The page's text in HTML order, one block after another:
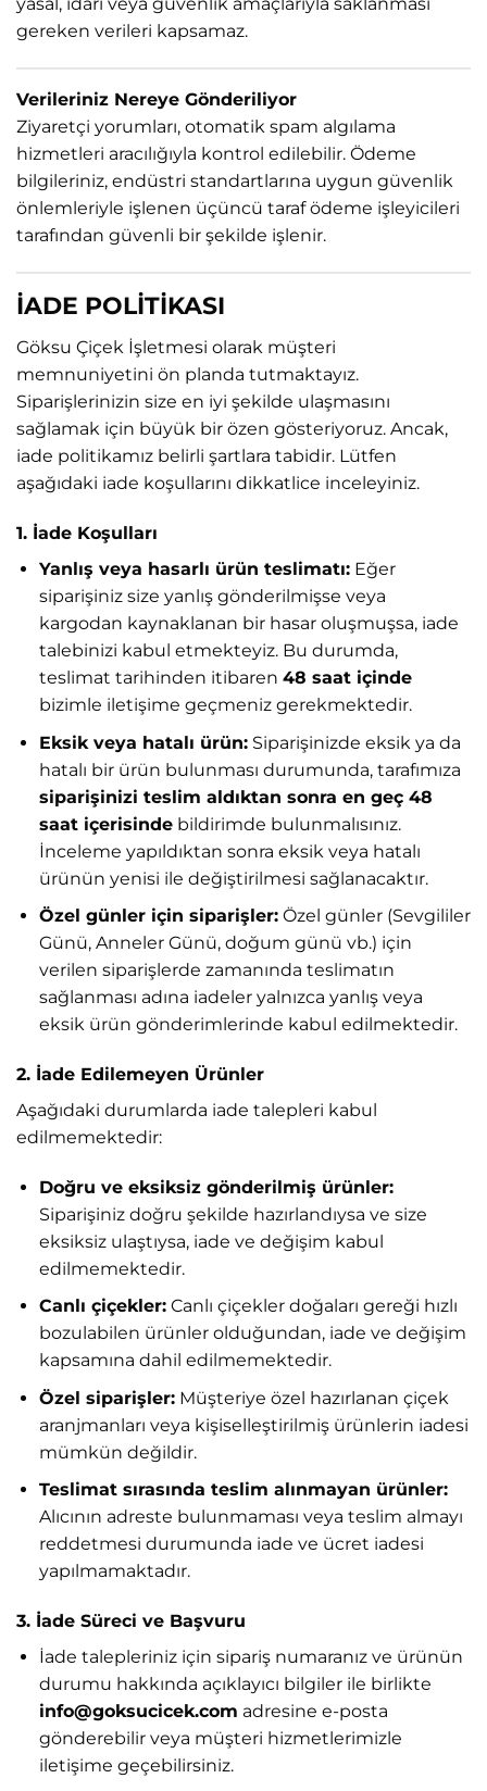
yasal, idari veya güvenlik amaçlarıyla saklanması
gereken verileri kapsamaz.
Verileriniz Nereye Gönderiliyor
Ziyaretçi yorumları, otomatik spam algılama
hizmetleri aracılığıyla kontrol edilebilir. Ödeme
bilgileriniz, endüstri standartlarına uygun güvenlik
önlemleriyle işlenen üçüncü taraf ödeme işleyicileri
tarafından güvenli bir şekilde işlenir.
İADE POLİTİKASI
Göksu Çiçek İşletmesi olarak müşteri
memnuniyetini ön planda tutmaktayız.
Siparişlerinizin size en iyi şekilde ulaşmasını
sağlamak için büyük bir özen gösteriyoruz. Ancak,
iade politikamız belirli şartlara tabidir. Lütfen
aşağıdaki iade koşullarını dikkatlice inceleyiniz.
1. İade Koşulları
Yanlış veya hasarlı ürün teslimatı:Eğer
siparişiniz size yanlış gönderilmişse veya
kargodan kaynaklanan bir hasar oluşmuşsa, iade
talebinizi kabul etmekteyiz. Bu durumda,
teslimat tarihinden itibaren 48 saat içinde
bizimle iletişime geçmeniz gerekmektedir.
Eksik veya hatalı ürün:Siparişinizde eksik ya da
hatalı bir ürün bulunması durumunda, tarafımıza
siparişinizi teslim aldıktan sonra en geç 48
saat içerisindebildirimde bulunmalısınız.
İnceleme yapıldıktan sonra eksik veya hatalı
ürünün yenisi ile değiştirilmesi sağlanacaktır.
Özel günler için siparişler:Özel günler (Sevgililer
Günü, Anneler Günü, doğum günü vb.) için
verilen siparişlerde zamanında teslimatın
sağlanması adına iadeler yalnızca yanlış veya
eksik ürün gönderimlerinde kabul edilmektedir.
2. İade Edilemeyen Ürünler
Aşağıdaki durumlarda iade talepleri kabul
edilmemektedir:
Doğru ve eksiksiz gönderilmiş ürünler:
Siparişiniz doğru şekilde hazırlandıysa ve size
eksiksiz ulaştıysa, iade ve değişim kabul
edilmemektedir.
Canlı çiçekler:Canlı çiçekler doğaları gereği hızlı
bozulabilen ürünler olduğundan, iade ve değişim
kapsamına dahil edilmemektedir.
Özel siparişler:Müşteriye özel hazırlanan çiçek
aranjmanları veya kişiselleştirilmiş ürünlerin iadesi
mümkün değildir.
Teslimat sırasında teslim alınmayan ürünler:
Alıcının adreste bulunmaması veya teslim almayı
reddetmesi durumunda iade ve ücret iadesi
yapılmamaktadır.
3. İade Süreci ve Başvuru
İade talepleriniz için sipariş numaranız ve ürünün
durumu hakkında açıklayıcı bilgiler ile birlikte
info@goksucicek.com adresine e-posta
gönderebilir veya müşteri hizmetlerimizle
iletişime geçebilirsiniz.